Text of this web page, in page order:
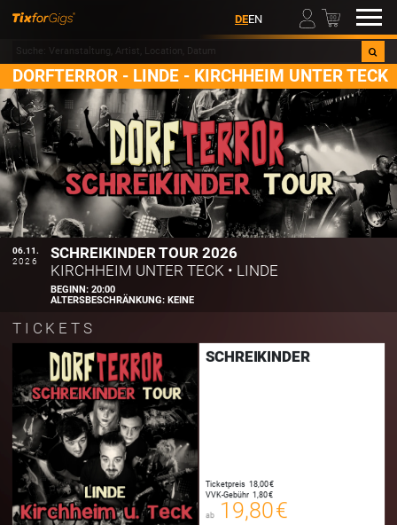
DEEN 00
DORFTERROR - LINDE - KIRCHHEIM UNTER TECK
06.11.
2026
SCHREIKINDER TOUR 2026
KIRCHHEIM UNTER TECK • LINDE
BEGINN:20:00
ALTERSBESCHRÄNKUNG:KEINE
TICKETS
SCHREIKINDER
Ticketpreis 18,00 €
VVK-Gebühr 1,80 €
ab 19,80 €
00